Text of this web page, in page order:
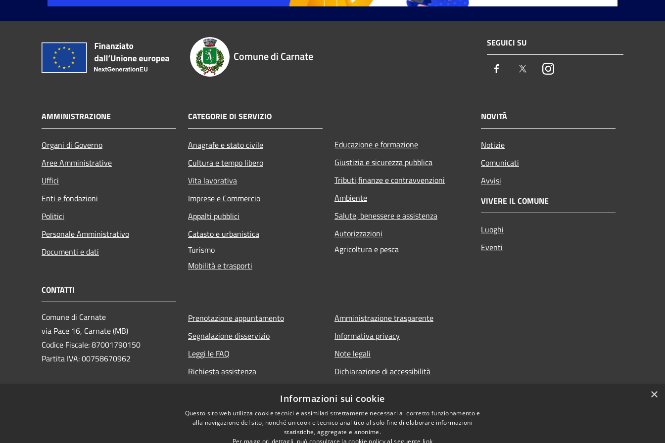
Comune di Carnate
SEGUICI SU
Facebook TwitterInstagram
AMMINISTRAZIONE
Organi di Governo
Aree Amministrative
Uffici
Enti e fondazioni
Politici
Personale Amministrativo
Documenti e dati
CATEGORIE DI SERVIZIO
Anagrafe e stato civile
Cultura e tempo libero
Vita lavorativa
Imprese e Commercio
Appalti pubblici
Catasto e urbanistica
Turismo
Mobilità e trasporti
Educazione e formazione
Giustizia e sicurezza pubblica
Tributi,finanze e contravvenzioni
Ambiente
Salute, benessere e assistenza
Autorizzazioni
Agricoltura e pesca
NOVITÀ
Notizie
Comunicati
Avvisi
VIVERE IL COMUNE
Luoghi
Eventi
CONTATTI
Comune di Carnate
via Pace 16, Carnate (MB)
Codice Fiscale: 87001790150
Partita IVA: 00758670962
Prenotazione appuntamento
Segnalazione disservizio
Leggi le FAQ
Richiesta assistenza
Amministrazione trasparente
Informativa privacy
Note legali
Dichiarazione di accessibilità
×
Informazioni sui cookie
Questo sito web utilizza cookie tecnici e assimilati strettamente necessari al corretto funzionamento e
alla navigazione del sito, nonché un cookie tecnico analitico al solo fine di elaborare informazioni
statistiche, aggregate e anonime.
Per maggiori dettagli, può consultare la cookie policy al seguente link